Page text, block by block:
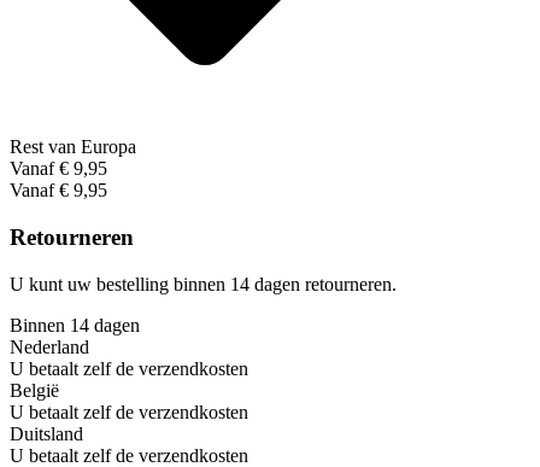
Rest van Europa
Vanaf € 9,95
Vanaf € 9,95
Retourneren
U kunt uw bestelling binnen 14 dagen retourneren.
Binnen 14 dagen
Nederland
U betaalt zelf de verzendkosten
België
U betaalt zelf de verzendkosten
Duitsland
U betaalt zelf de verzendkosten